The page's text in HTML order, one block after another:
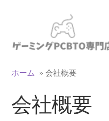
ゲ
ョ
へ
ス
テ
へ
キ
ッ
支払い
ホーム » 会社概要
会社概要